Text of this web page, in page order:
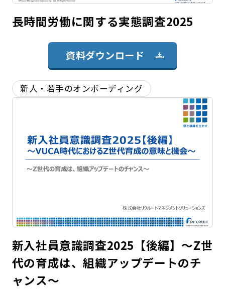
長時間労働に関する実態調査2025
資料ダウンロード
新人・若手のオンボーディング
新入社員意識調査2025【後編】～Z世
代の育成は、組織アップデートのチ
ャンス～